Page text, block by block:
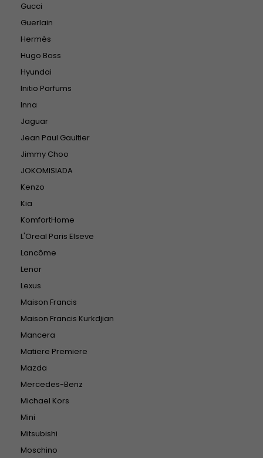
Gucci
Guerlain
Hermès
Hugo Boss
Hyundai
Initio Parfums
Inna
Jaguar
Jean Paul Gaultier
Jimmy Choo
JOKOMISIADA
Kenzo
Kia
KomfortHome
L'Oreal Paris Elseve
Lancôme
Lenor
Lexus
Maison Francis
Maison Francis Kurkdjian
Mancera
Matiere Premiere
Mazda
Mercedes-Benz
Michael Kors
Mini
Mitsubishi
Moschino